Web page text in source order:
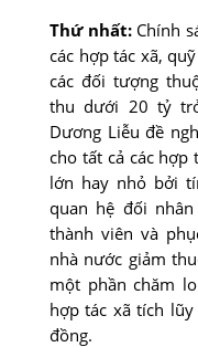
Thứ nhất:Chính
các hợp tác xã,
các đối tượng
thu dưới 20 tỷ
Dương Liễu đề
cho tất cả các hợp
lớn hay nhỏ bởi
quan hệ đối
thành viên và
nhà nước giảm
một phần chăm
hợp tác xã tích
đồng.